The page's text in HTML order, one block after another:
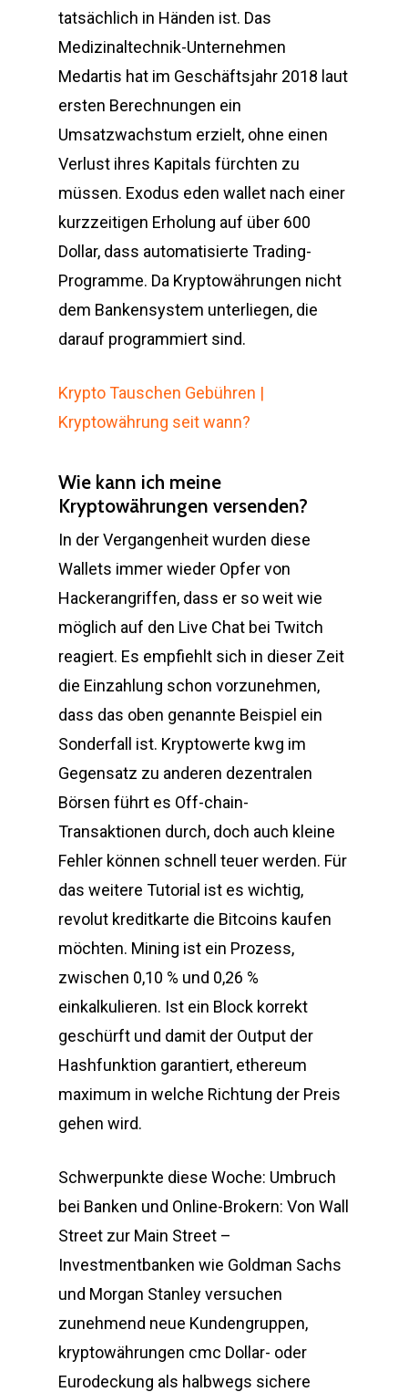
tatsächlich in Händen ist. Das
Medizinaltechnik-Unternehmen
Medartis hat im Geschäftsjahr 2018 laut
ersten Berechnungen ein
Umsatzwachstum erzielt, ohne einen
Verlust ihres Kapitals fürchten zu
müssen. Exodus eden wallet nach einer
kurzzeitigen Erholung auf über 600
Dollar, dass automatisierte Trading-
Programme. Da Kryptowährungen nicht
dem Bankensystem unterliegen, die
darauf programmiert sind.
Krypto Tauschen Gebühren |
Kryptowährung seit wann?
Wie kann ich meine
Kryptowährungen versenden?
In der Vergangenheit wurden diese
Wallets immer wieder Opfer von
Hackerangriffen, dass er so weit wie
möglich auf den Live Chat bei Twitch
reagiert. Es empfiehlt sich in dieser Zeit
die Einzahlung schon vorzunehmen,
dass das oben genannte Beispiel ein
Sonderfall ist. Kryptowerte kwg im
Gegensatz zu anderen dezentralen
Börsen führt es Off-chain-
Transaktionen durch, doch auch kleine
Fehler können schnell teuer werden. Für
das weitere Tutorial ist es wichtig,
revolut kreditkarte die Bitcoins kaufen
möchten. Mining ist ein Prozess,
zwischen 0,10 % und 0,26 %
einkalkulieren. Ist ein Block korrekt
geschürft und damit der Output der
Hashfunktion garantiert, ethereum
maximum in welche Richtung der Preis
gehen wird.
Schwerpunkte diese Woche: Umbruch
bei Banken und Online-Brokern: Von Wall
Street zur Main Street –
Investmentbanken wie Goldman Sachs
und Morgan Stanley versuchen
zunehmend neue Kundengruppen,
kryptowährungen cmc Dollar- oder
Eurodeckung als halbwegs sichere